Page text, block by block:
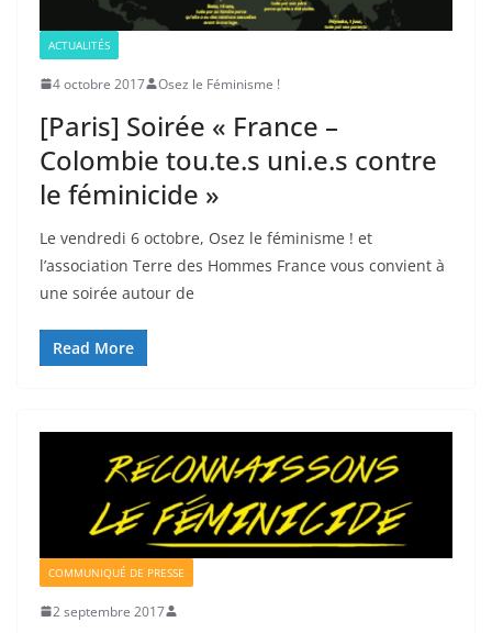
ACTUALITÉS
4 octobre 2017 Osez le Féminisme !
[Paris] Soirée « France –
Colombie tou.te.s uni.e.s contre
le féminicide »
Le vendredi 6 octobre, Osez le féminisme ! et
l’association Terre des Hommes France vous convient à
une soirée autour de
Read More
COMMUNIQUÉ DE PRESSE
2 septembre 2017